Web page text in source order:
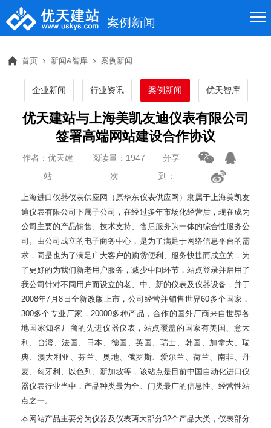
案例新闻
首页 新闻&智库 案例新闻
企业新闻 行业资讯 案例新闻 优天智库
优天建站与上海美凯友迪仪表有限公司
签署高端网站建设合作协议
作者：优天建
站
阅读量：1947
次
分享
到：
上海进口仪器仪表供应网（原华东仪表供应网）隶属于上海美凯友
迪仪表有限公司下属子公司，在经过多年市场化经营后，现在成为
公司主要的产品销售、技术支持、售后服务为一体的综合性服务公
司。由公司成立的电子商务中心，是为了满足于网络信息平台的需
求，同是也为了满足广大客户的购货便利、服务快捷而成立的，为
了更好的为我们新老用户服务，减少中间环节，站点登录并启用了
我公司针对不同用户而设立的老、中、新的仪表及仪器设备，并于
2008年7月8日全新改版上市，公司经营并销售世界60多个国家，
300多个专业厂家，20000多种产品，合作的国外厂商来自世界各
地国家知名厂商的先进仪器仪表，站点覆盖的国家有美国、意大
利、台湾、法国、日本、德国、英国、瑞士、韩国、加拿大、瑞
典、澳大利亚、芬兰、奥地、俄罗斯、爱尔兰、荷兰、南非、丹
麦、匈牙利、以色列、新加坡等，该站点是目前中国自动化进口仪
器仪表行业当中，产品种类最为全、门类最广的信息性、经营性站
点之一。
本网站产品主要分为仪器及仪表两大部分32个产品大类，仪表部分